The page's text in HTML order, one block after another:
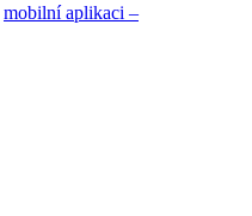
mobilní aplikaci –